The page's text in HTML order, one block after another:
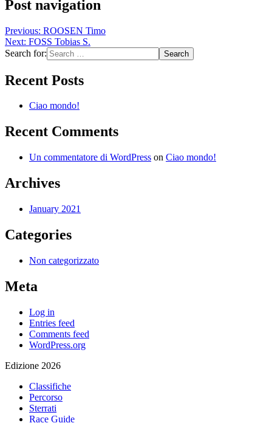
Post navigation
Previous: ROOSEN Timo
Next: FOSS Tobias S.
Search for:
Recent Posts
Ciao mondo!
Recent Comments
Un commentatore di WordPress on Ciao mondo!
Archives
January 2021
Categories
Non categorizzato
Meta
Log in
Entries feed
Comments feed
WordPress.org
Edizione 2026
Classifiche
Percorso
Sterrati
Race Guide